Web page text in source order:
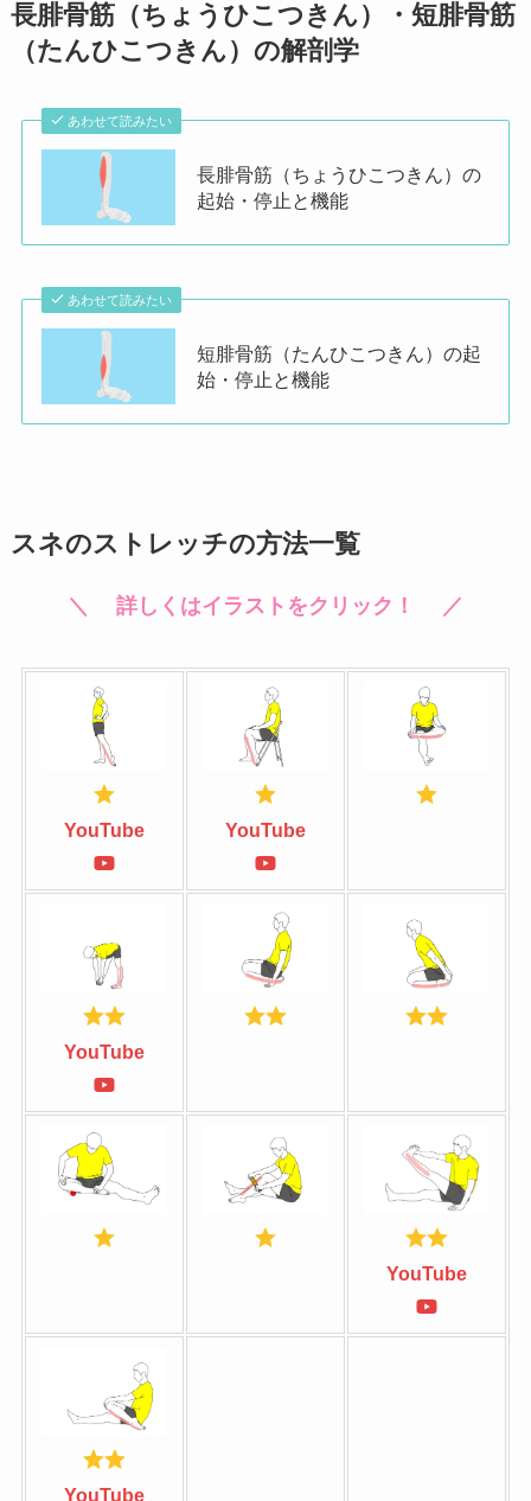
長腓骨筋（ちょうひこつきん）・短腓骨筋
（たんひこつきん）の解剖学
あわせて読みたい
長腓骨筋（ちょうひこつきん）の
起始・停止と機能
あわせて読みたい
短腓骨筋（たんひこつきん）の起
始・停止と機能
スネのストレッチの方法一覧
＼ 詳しくはイラストをクリック！ ／
YouTube YouTube
YouTube
YouTube
YouTube